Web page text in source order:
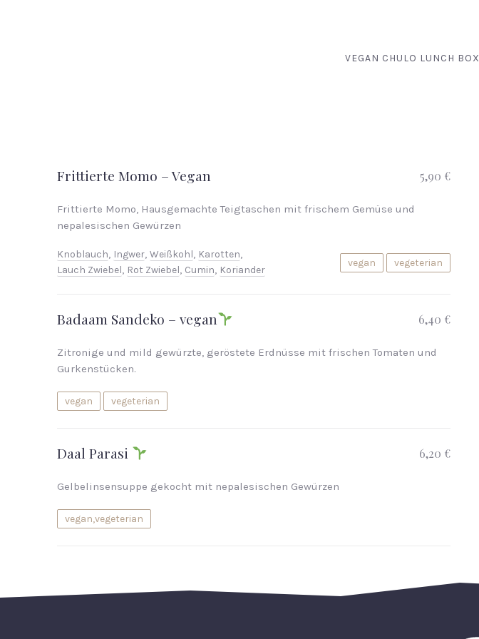
VEGAN CHULO LUNCH BOX
Frittierte Momo – Vegan 5,90 €
Frittierte Momo, Hausgemachte Teigtaschen mit frischem Gemüse und
nepalesischen Gewürzen
Knoblauch, Ingwer, Weißkohl, Karotten,
Lauch Zwiebel, Rot Zwiebel, Cumin, Koriander
vegan vegeterian
Badaam Sandeko – vegan 6,40 €
Zitronige und mild gewürzte, geröstete Erdnüsse mit frischen Tomaten und
Gurkenstücken.
vegan vegeterian
Daal Parasi 6,20 €
Gelbelinsensuppe gekocht mit nepalesischen Gewürzen
vegan,vegeterian